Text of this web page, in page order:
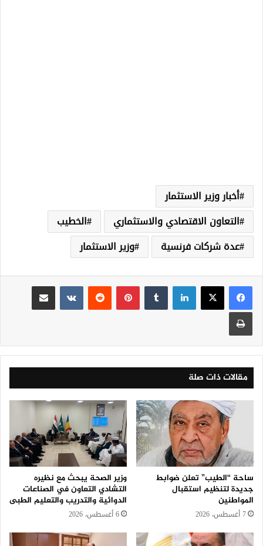
أخبار وزير الاستثمار
التعاون الاقتصادي والاستثماري
الخطيب
عدة شركات فرنسية
وزير الاستثمار
لينكدإن بينتيريست
مقالات ذات صلة
ساحة “الطيب” تعلن ضوابط
جديدة لتنظيم استقبال
المواطنين
7 أغسطس، 2026
وزير الصحة يبحث مع نظيره
التشادي التعاون في الصناعات
الدوائية والتدريب والتعليم الطبى
6 أغسطس، 2026